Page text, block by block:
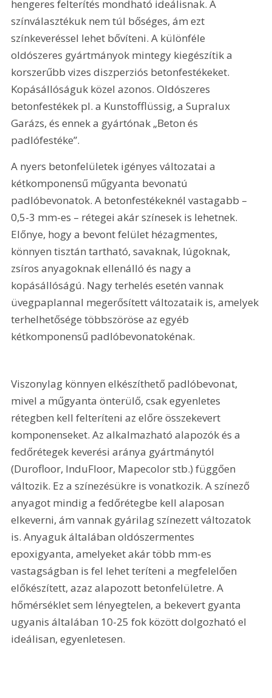
hengeres felterítés mondható ideálisnak. A
színválasztékuk nem túl bőséges, ám ezt
színkeveréssel lehet bővíteni. A különféle
oldószeres gyártmányok mintegy kiegészítik a
korszerűbb vizes diszperziós betonfestékeket.
Kopásállóságuk közel azonos. Oldószeres
betonfestékek pl. a Kunstofflüssig, a Supralux
Garázs, és ennek a gyártónak „Beton és
padlófestéke”.
A nyers betonfelületek igényes változatai a
kétkomponensű műgyanta bevonatú
padlóbevonatok. A betonfestékeknél vastagabb –
0,5-3 mm-es – rétegei akár színesek is lehetnek.
Előnye, hogy a bevont felület hézagmentes,
könnyen tisztán tartható, savaknak, lúgoknak,
zsíros anyagoknak ellenálló és nagy a
kopásállóságú. Nagy terhelés esetén vannak
üvegpaplannal megerősített változataik is, amelyek
terhelhetősége többszöröse az egyéb
kétkomponensű padlóbevonatokénak.
Viszonylag könnyen elkészíthető padlóbevonat,
mivel a műgyanta önterülő, csak egyenletes
rétegben kell felteríteni az előre összekevert
komponenseket. Az alkalmazható alapozók és a
fedőrétegek keverési aránya gyártmánytól
(Durofloor, InduFloor, Mapecolor stb.) függően
változik. Ez a színezésükre is vonatkozik. A színező
anyagot mindig a fedőrétegbe kell alaposan
elkeverni, ám vannak gyárilag színezett változatok
is. Anyaguk általában oldószermentes
epoxigyanta, amelyeket akár több mm-es
vastagságban is fel lehet teríteni a megfelelően
előkészített, azaz alapozott betonfelületre. A
hőmérséklet sem lényegtelen, a bekevert gyanta
ugyanis általában 10-25 fok között dolgozható el
ideálisan, egyenletesen.